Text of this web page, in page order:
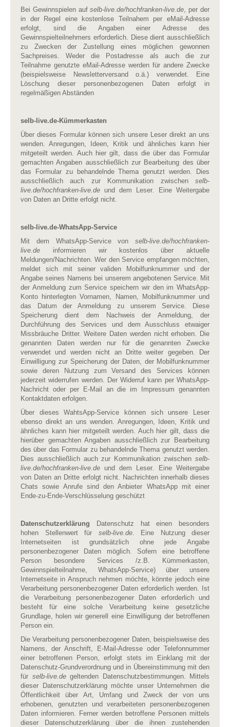
Bei Gewinnspielen aufselb-live.de/hochfranken-live.de , per der
in der Regel eine kostenlose Teilnahem per eMail-Adresse
erfolgt, sind die Angaben einer Adresse des
Gewinnspielteilnehmers erforderlich. Diese dient ausschließlich
zu Zwecken der Zustellung eines möglichen gewonnen
Sachpreises. Weder die Postadresse als auch die zur
Teilnahme genutzte eMail-Adresse werden für andere Zwecke
(beispielsweise Newsletterversand o.ä.) verwendet. Eine
Löschung dieser personenbezogenen Daten erfolgt in
regelmäßigen Abständen
selb-live.de-Kümmerkasten
Über dieses Formular können sich unsere Leser direkt an uns
wenden. Anregungen, Ideen, Kritik und ähnliches kann hier
mitgeteilt werden. Auch hier gilt, dass die über das Formular
gemachten Angaben ausschließlich zur Bearbeitung des über
das Formular zu behandelnde Thema genutzt werden. Dies
ausschließlich auch zur Kommunikation zwischen selb-
live.de/hochfranken-live.de und dem Leser
Eine Weitergabe
von Daten an Dritte erfolgt nicht.
selb-live.de-WhatsApp-Service
Mit dem WhatsApp-Service von selb-live.de/hochfranken-
live.de informieren wir kostenlos über aktuelle
Meldungen/Nachrichten. Wer den Service empfangen möchten,
meldet sich mit seiner validen Mobilfunknummer und der
Angabe seines Namens bei unserem angebotenen Service. Mit
der Anmeldung zum Service speichern wir den im WhatsApp-
Konto hinterlegten Vornamen, Namen, Mobilfunknummer und
das Datum der Anmeldung zu unserem Service. Diese
Speicherung dient dem Nachweis der Anmeldung, der
Durchführung des Services und dem Ausschluss etwaiger
Missbräuche Dritter. Weitere Daten werden nicht erhoben. Die
genannten Daten werden nur für die genannten Zwecke
verwendet und werden nicht an Dritte weiter gegeben. Der
Einwilligung zur Speicherung der Daten, der Mobilfunknummer
sowie deren Nutzung zum Versand des Services können
jederzeit widerrufen werden. Der Widerruf kann per WhatsApp-
Nachricht oder per E-Mail an die im Impressum genannten
Kontaktdaten erfolgen.
Über dieses WahtsApp-Service können sich unsere Leser
ebenso direkt an uns wenden. Anregungen, Ideen, Kritik und
ähnliches kann hier mitgeteilt werden. Auch hier gilt, dass die
hierüber gemachten Angaben ausschließlich zur Bearbeitung
des über das Formular zu behandelnde Thema genutzt werden.
Dies ausschließlich auch zur Kommunikation zwischen selb-
live.de/hochfranken-live.de und dem Leser
Eine Weitergabe
von Daten an Dritte erfolgt nicht. Nachrichten innerhalb dieses
Chats sowie Anrufe sind den Anbieter WhatsApp mit einer
Ende-zu-Ende-Verschlüsselung geschützt
Datenschutzerklärung Datenschutz hat einen besonders
hohen Stellenwert für selb-live.de. Eine Nutzung dieser
Internetseiten ist grundsätzlich ohne jede Angabe
personenbezogener Daten möglich. Sofern eine betroffene
Person besondere Services /z.B. Kümmerkasten,
Gewinnspielteilnahme, WhatsApp-Service) über unsere
Internetseite in Anspruch nehmen möchte, könnte jedoch eine
Verarbeitung personenbezogener Daten erforderlich werden. Ist
die Verarbeitung personenbezogener Daten erforderlich und
besteht für eine solche Verarbeitung keine gesetzliche
Grundlage, holen wir generell eine Einwilligung der betroffenen
Person ein.
Die Verarbeitung personenbezogener Daten, beispielsweise des
Namens, der Anschrift, E-Mail-Adresse oder Telefonnummer
einer betroffenen Person, erfolgt stets im Einklang mit der
Datenschutz-Grundverordnung und in Übereinstimmung mit den
für selb-live.degeltenden Datenschutzbestimmungen. Mittels
dieser Datenschutzerklärung möchte unser Unternehmen die
Öffentlichkeit über Art, Umfang und Zweck der von uns
erhobenen, genutzten und verarbeiteten personenbezogenen
Daten informieren. Ferner werden betroffene Personen mittels
dieser Datenschutzerklärung über die ihnen zustehenden